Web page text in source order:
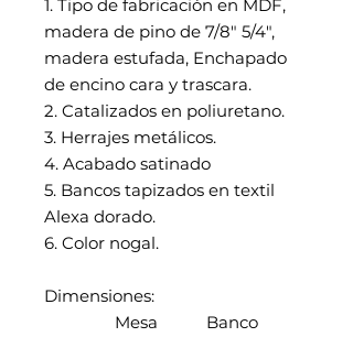
1. Tipo de fabricación en MDF,
madera de pino de 7/8" 5/4",
madera estufada, Enchapado
de encino cara y trascara.
2. Catalizados en poliuretano.
3. Herrajes metálicos.
4. Acabado satinado
5. Bancos tapizados en textil
Alexa dorado.
6. Color nogal.
Dimensiones:
Mesa Banco